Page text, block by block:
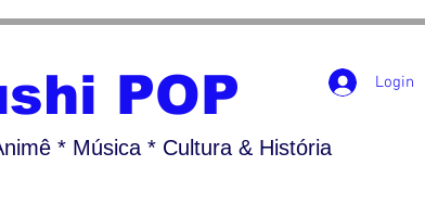
POP
* Música * Cultura & História
Login